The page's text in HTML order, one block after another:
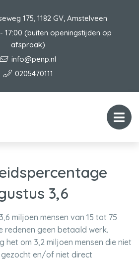
175, 1182 GV, Amstelveen
17:00 (buiten openingstijden op
afspraak)
info@penp.nl
0205470111
3,6
miljoen mensen van 15 tot 75
redenen geen betaald werk.
het om 3,2 miljoen mensen die niet
en/of niet direct